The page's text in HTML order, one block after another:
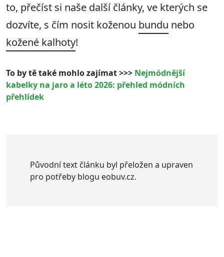
to, přečíst si naše další články, ve kterých se
dozvíte, s čím nosit koženou bundu nebo
kožené kalhoty!
To by tě také mohlo zajímat >>> Nejmódnější
kabelky na jaro a léto 2026: přehled módních
přehlídek
Původní text článku byl přeložen a upraven
pro potřeby blogu eobuv.cz.